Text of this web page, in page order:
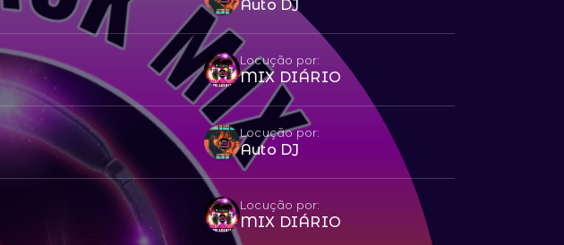
Auto DJ
Locução por:
MIX DIÁRIO
Locução por:
Auto DJ
Locução por:
MIX DIÁRIO